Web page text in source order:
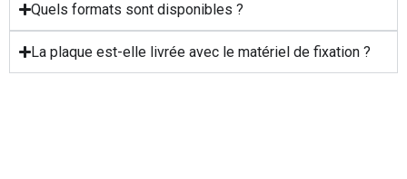
Quels formats sont disponibles ?
La plaque est-elle livrée avec le matériel de fixation ?